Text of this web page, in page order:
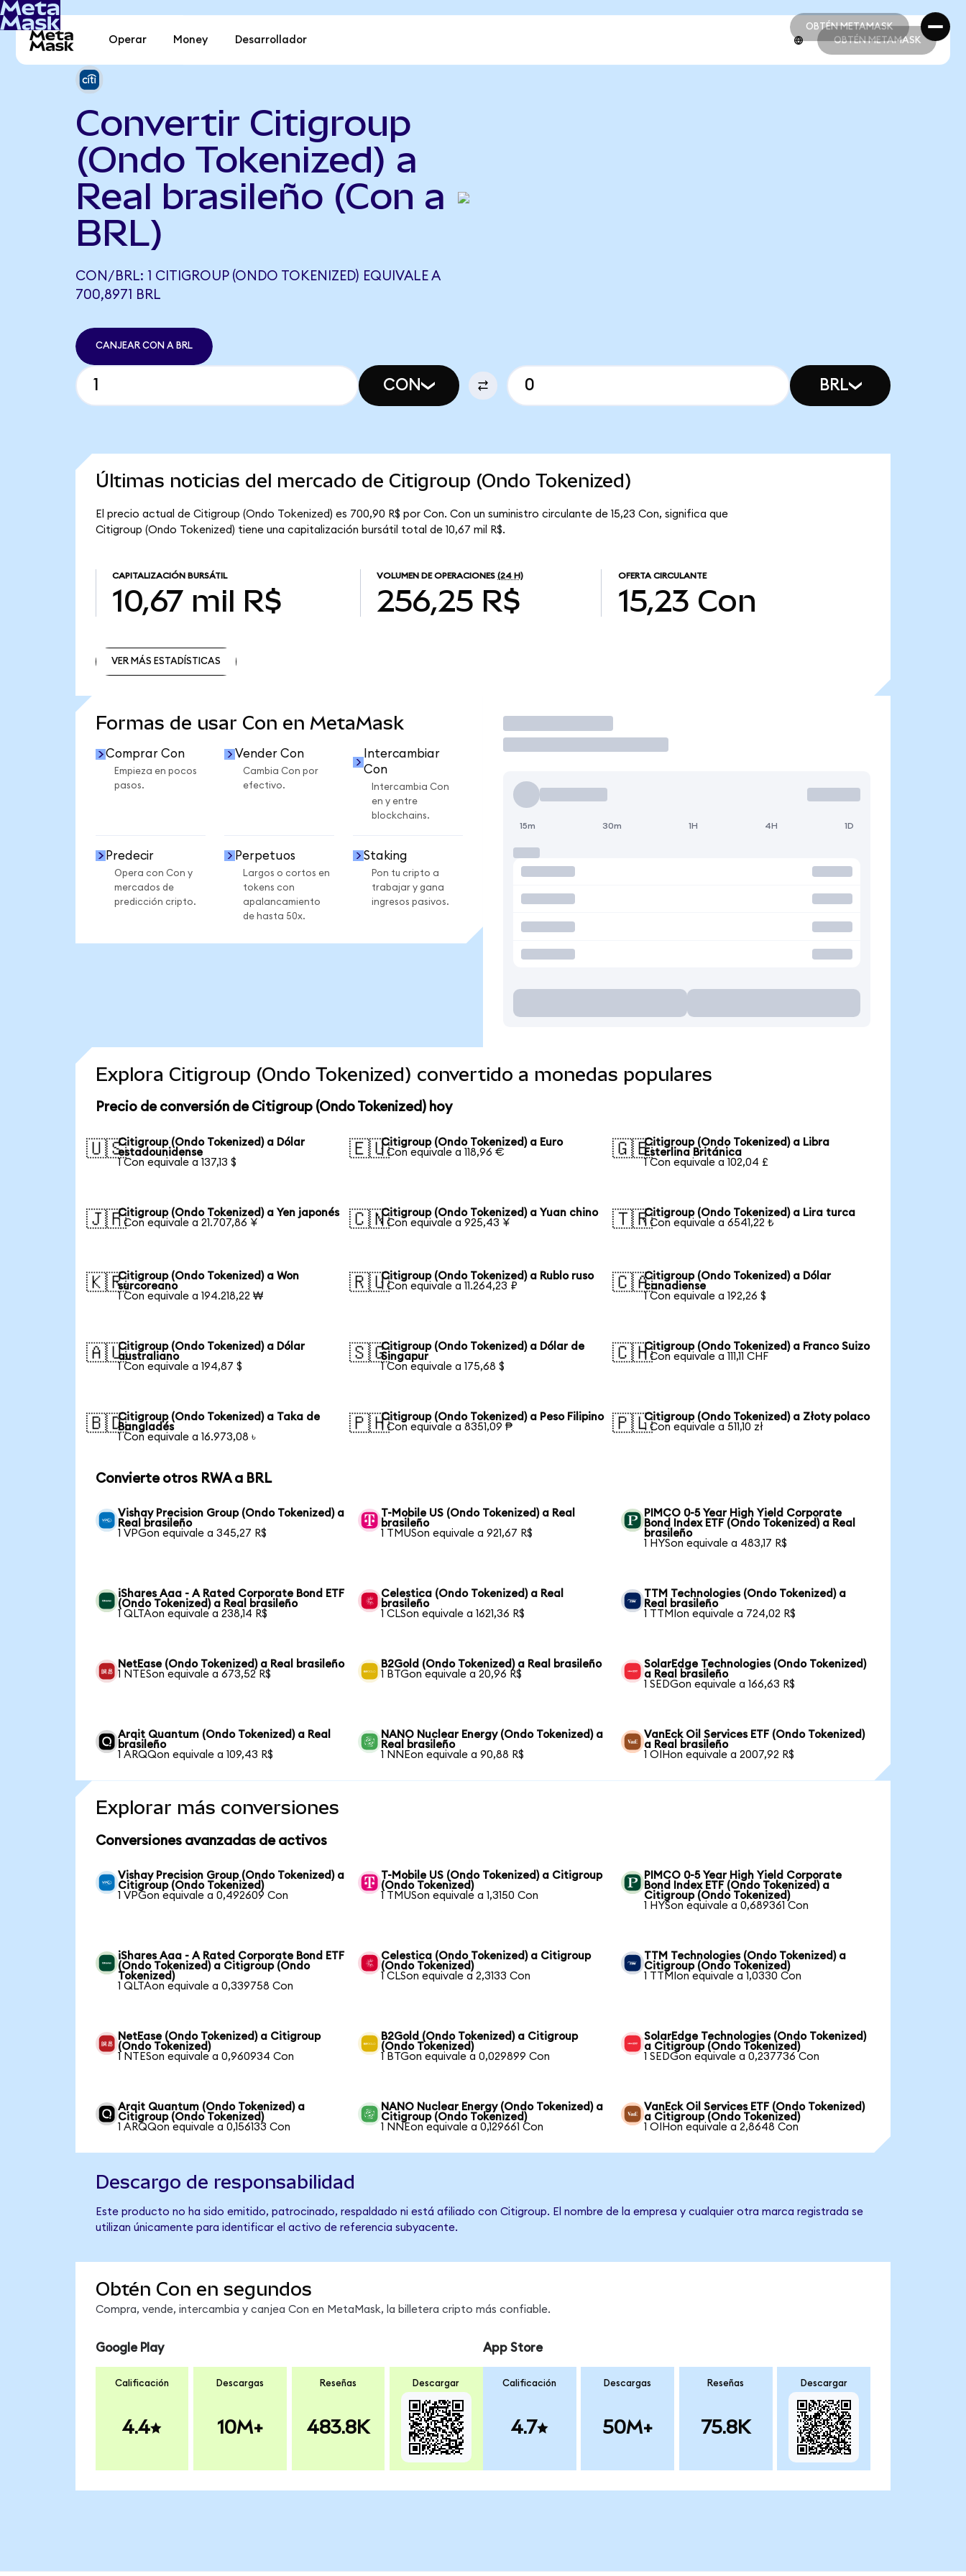
OBTÉN METAMASK
OBTÉN METAMASK
Operar Money Desarrollador OBTÉN METAMASK
Convertir Citigroup
(Ondo Tokenized) a
Real brasileño (Con a
BRL)
CON/BRL: 1 CITIGROUP (ONDO TOKENIZED) EQUIVALE A
700,8971 BRL
CANJEAR CON A BRL
CON BRL
Últimas noticias del mercado de Citigroup (Ondo Tokenized)
El precio actual de Citigroup (Ondo Tokenized) es 700,90 R$ por Con. Con un suministro circulante de 15,23 Con, significa que
Citigroup (Ondo Tokenized) tiene una capitalización bursátil total de 10,67 mil R$.
CAPITALIZACIÓN BURSÁTIL
10,67 mil R$
VOLUMEN DE OPERACIONES (24 H)
256,25 R$
OFERTA CIRCULANTE
15,23 Con
VER MÁS ESTADÍSTICAS
Formas de usar Con en MetaMask
Comprar Con
Empieza en pocos
pasos.
Vender Con
Cambia Con por
efectivo.
Intercambiar
Con
Intercambia Con
en y entre
blockchains.
Predecir
Opera con Con y
mercados de
predicción cripto.
Perpetuos
Largos o cortos en
tokens con
apalancamiento
de hasta 50x.
Staking
Pon tu cripto a
trabajar y gana
ingresos pasivos.
Operar
15m 30m 1H 4H 1D
Explora Citigroup (Ondo Tokenized) convertido a monedas populares
Precio de conversión de Citigroup (Ondo Tokenized) hoy
🇺🇸Citigroup (Ondo Tokenized) a Dólar
estadounidense
1 Con equivale a 137,13 $
🇪🇺Citigroup (Ondo Tokenized) a Euro
1 Con equivale a 118,96 €
🇬🇧Citigroup (Ondo Tokenized) a Libra
Esterlina Británica
1 Con equivale a 102,04 £
🇯🇵Citigroup (Ondo Tokenized) a Yen japonés
1 Con equivale a 21.707,86 ¥
🇨🇳Citigroup (Ondo Tokenized) a Yuan chino
1 Con equivale a 925,43 ¥
🇹🇷Citigroup (Ondo Tokenized) a Lira turca
1 Con equivale a 6541,22 ₺
🇰🇷Citigroup (Ondo Tokenized) a Won
surcoreano
1 Con equivale a 194.218,22 ₩
🇷🇺Citigroup (Ondo Tokenized) a Rublo ruso
1 Con equivale a 11.264,23 ₽
🇨🇦Citigroup (Ondo Tokenized) a Dólar
canadiense
1 Con equivale a 192,26 $
🇦🇺Citigroup (Ondo Tokenized) a Dólar
australiano
1 Con equivale a 194,87 $
🇸🇬Citigroup (Ondo Tokenized) a Dólar de
Singapur
1 Con equivale a 175,68 $
🇨🇭Citigroup (Ondo Tokenized) a Franco Suizo
1 Con equivale a 111,11 CHF
🇧🇩Citigroup (Ondo Tokenized) a Taka de
Bangladés
1 Con equivale a 16.973,08 ৳
🇵🇭Citigroup (Ondo Tokenized) a Peso Filipino
1 Con equivale a 8351,09 ₱
🇵🇱Citigroup (Ondo Tokenized) a Złoty polaco
1 Con equivale a 511,10 zł
Convierte otros RWA a BRL
Vishay Precision Group (Ondo Tokenized) a
Real brasileño
1 VPGon equivale a 345,27 R$
T-Mobile US (Ondo Tokenized) a Real
brasileño
1 TMUSon equivale a 921,67 R$
PIMCO 0-5 Year High Yield Corporate
Bond Index ETF (Ondo Tokenized) a Real
brasileño
1 HYSon equivale a 483,17 R$
iShares Aaa - A Rated Corporate Bond ETF
(Ondo Tokenized) a Real brasileño
1 QLTAon equivale a 238,14 R$
Celestica (Ondo Tokenized) a Real
brasileño
1 CLSon equivale a 1621,36 R$
TTM Technologies (Ondo Tokenized) a
Real brasileño
1 TTMIon equivale a 724,02 R$
NetEase (Ondo Tokenized) a Real brasileño
1 NTESon equivale a 673,52 R$
B2Gold (Ondo Tokenized) a Real brasileño
1 BTGon equivale a 20,96 R$
SolarEdge Technologies (Ondo Tokenized)
a Real brasileño
1 SEDGon equivale a 166,63 R$
Arqit Quantum (Ondo Tokenized) a Real
brasileño
1 ARQQon equivale a 109,43 R$
NANO Nuclear Energy (Ondo Tokenized) a
Real brasileño
1 NNEon equivale a 90,88 R$
VanEck Oil Services ETF (Ondo Tokenized)
a Real brasileño
1 OIHon equivale a 2007,92 R$
Explorar más conversiones
Conversiones avanzadas de activos
Vishay Precision Group (Ondo Tokenized) a
Citigroup (Ondo Tokenized)
1 VPGon equivale a 0,492609 Con
T-Mobile US (Ondo Tokenized) a Citigroup
(Ondo Tokenized)
1 TMUSon equivale a 1,3150 Con
PIMCO 0-5 Year High Yield Corporate
Bond Index ETF (Ondo Tokenized) a
Citigroup (Ondo Tokenized)
1 HYSon equivale a 0,689361 Con
iShares Aaa - A Rated Corporate Bond ETF
(Ondo Tokenized) a Citigroup (Ondo
Tokenized)
1 QLTAon equivale a 0,339758 Con
Celestica (Ondo Tokenized) a Citigroup
(Ondo Tokenized)
1 CLSon equivale a 2,3133 Con
TTM Technologies (Ondo Tokenized) a
Citigroup (Ondo Tokenized)
1 TTMIon equivale a 1,0330 Con
NetEase (Ondo Tokenized) a Citigroup
(Ondo Tokenized)
1 NTESon equivale a 0,960934 Con
B2Gold (Ondo Tokenized) a Citigroup
(Ondo Tokenized)
1 BTGon equivale a 0,029899 Con
SolarEdge Technologies (Ondo Tokenized)
a Citigroup (Ondo Tokenized)
1 SEDGon equivale a 0,237736 Con
Arqit Quantum (Ondo Tokenized) a
Citigroup (Ondo Tokenized)
1 ARQQon equivale a 0,156133 Con
NANO Nuclear Energy (Ondo Tokenized) a
Citigroup (Ondo Tokenized)
1 NNEon equivale a 0,129661 Con
VanEck Oil Services ETF (Ondo Tokenized)
a Citigroup (Ondo Tokenized)
1 OIHon equivale a 2,8648 Con
Descargo de responsabilidad
Este producto no ha sido emitido, patrocinado, respaldado ni está afiliado con Citigroup. El nombre de la empresa y cualquier otra marca registrada se
utilizan únicamente para identificar el activo de referencia subyacente.
Obtén Con en segundos
Compra, vende, intercambia y canjea Con en MetaMask, la billetera cripto más confiable.
Google Play
Calificación
4.4
Descargas
10M+
Reseñas
483.8K
Descargar
App Store
Calificación
4.7
Descargas
50M+
Reseñas
75.8K
Descargar